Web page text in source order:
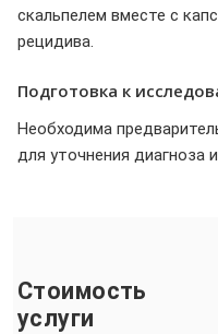
скальпелем вместе с
рецидива.
Подготовка к
Необходима
для уточнения диагноза
Стоимость
услуги